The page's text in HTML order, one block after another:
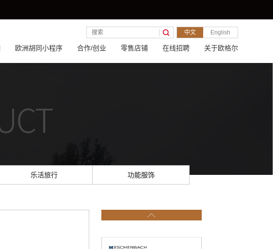
中文 English
欧洲胡同小程序 合作/创业 零售店铺 在线招聘 关于欧格尔
乐活旅行 功能服饰